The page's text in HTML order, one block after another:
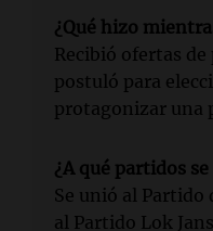
¿Qué hizo
Recibió ofertas
postuló para
protagonizar una
¿A qué partidos
Se unió al Partido
al Partido Lok